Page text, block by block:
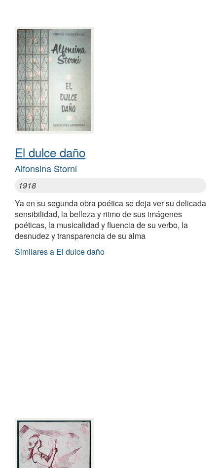
El dulce daño
Alfonsina Storni
1918
Ya en su segunda obra poética se deja ver su delicada
sensibilidad, la belleza y ritmo de sus imágenes
poéticas, la musicalidad y fluencia de su verbo, la
desnudez y transparencia de su alma
Similares a El dulce daño